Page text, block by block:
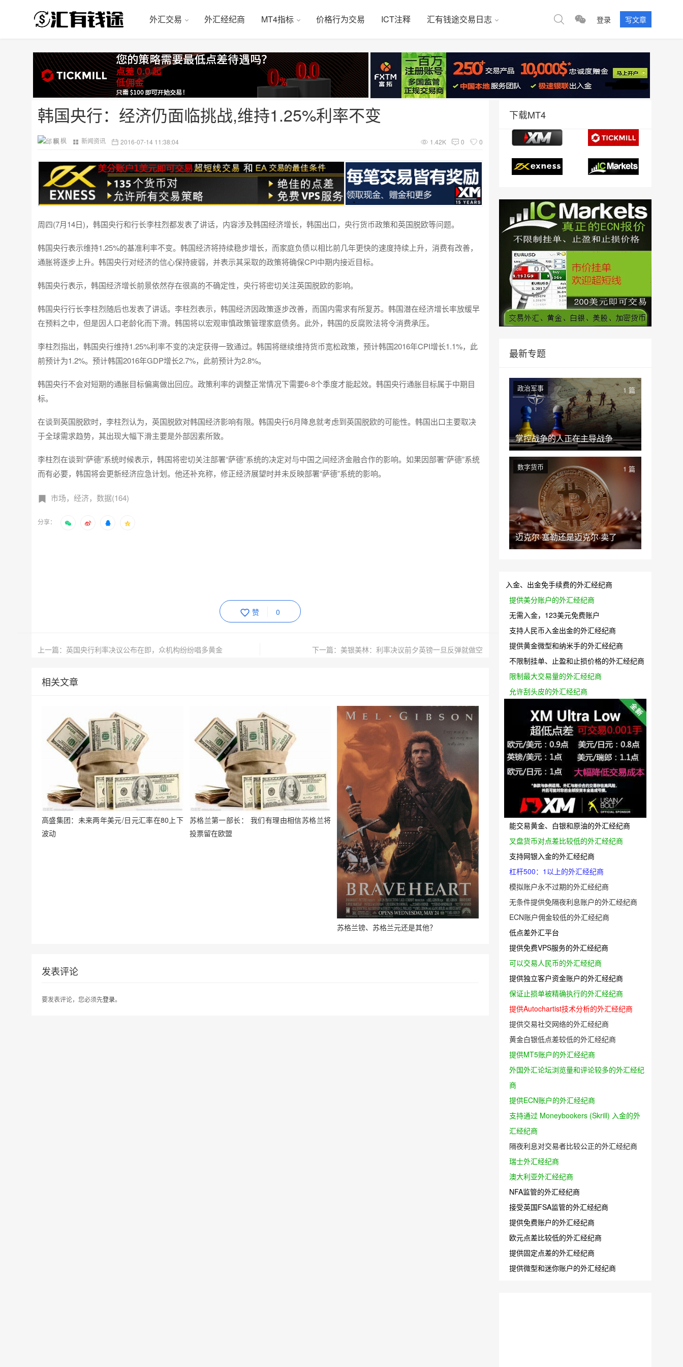
外汇交易 外汇经纪商 MT4指标 价格行为交易 ICT注释 汇有钱途交易日志 登录 写文章
韩国央行：经济仍面临挑战,维持1.25%利率不变
邱 枫 新闻资讯 2016-07-14 11:38:04 1.42K 0 0
周四(7月14日)，韩国央行和行长李柱烈都发表了讲话，内容涉及韩国经济增长，韩国出口，央行货币政策和英国脱欧等问题。
韩国央行表示维持1.25%的基准利率不变。韩国经济将持续稳步增长，而家庭负债以相比前几年更快的速度持续上升，消费有改善，
通胀将逐步上升。韩国央行对经济的信心保持疲弱，并表示其采取的政策将确保CPI中期内接近目标。
韩国央行表示，韩国经济增长前景依然存在很高的不确定性，央行将密切关注英国脱欧的影响。
韩国央行行长李柱烈随后也发表了讲话。李柱烈表示，韩国经济因政策逐步改善，而国内需求有所复苏。韩国潜在经济增长率放缓早
在预料之中，但是因人口老龄化而下滑。韩国将以宏观审慎政策管理家庭债务。此外，韩国的反腐败法将令消费承压。
李柱烈指出，韩国央行维持1.25%利率不变的决定获得一致通过。韩国将继续维持货币宽松政策，预计韩国2016年CPI增长1.1%，此
前预计为1.2%。预计韩国2016年GDP增长2.7%，此前预计为2.8%。
韩国央行不会对短期的通胀目标偏离做出回应。政策利率的调整正常情况下需要6-8个季度才能起效。韩国央行通胀目标属于中期目
标。
在谈到英国脱欧时，李柱烈认为，英国脱欧对韩国经济影响有限。韩国央行6月降息就考虑到英国脱欧的可能性。韩国出口主要取决
于全球需求趋势，其出现大幅下滑主要是外部因素所致。
李柱烈在谈到“萨德”系统时候表示，韩国将密切关注部署“萨德”系统的决定对与中国之间经济金融合作的影响。如果因部署“萨德”系统
而有必要，韩国将会更新经济应急计划。他还补充称，修正经济展望时并未反映部署“萨德”系统的影响。
市场，经济，数据(164)
分享：
赞 0
上一篇：英国央行利率决议公布在即，众机构纷纷唱多黄金 下一篇：美银美林：利率决议前夕英镑一旦反弹就做空
相关文章
高盛集团：未来两年美元/日元汇率在80上下
波动
苏格兰第一部长： 我们有理由相信苏格兰将
投票留在欧盟
苏格兰镑、苏格兰元还是其他？
发表评论
要发表评论，您必须先登录。
下载MT4
最新专题
掌控战争的人正在主导战争
政治军事 1 篇
迈克尔·塞勒还是迈克尔·卖了
数字货币 1 篇
入金、出金免手续费的外汇经纪商
提供美分账户的外汇经纪商
无需入金，123美元免费账户
支持人民币入金出金的外汇经纪商
提供黄金微型和纳米手的外汇经纪商
不限制挂单、止盈和止损价格的外汇经纪商
限制最大交易量的外汇经纪商
允许刮头皮的外汇经纪商
能交易黄金、白银和原油的外汇经纪商
叉盘货币对点差比较低的外汇经纪商
支持网银入金的外汇经纪商
杠杆500：1以上的外汇经纪商
模拟账户永不过期的外汇经纪商
无条件提供免隔夜利息账户的外汇经纪商
ECN账户佣金较低的外汇经纪商
低点差外汇平台
提供免费VPS服务的外汇经纪商
可以交易人民币的外汇经纪商
提供独立客户资金账户的外汇经纪商
保证止损单被精确执行的外汇经纪商
提供Autochartist技术分析的外汇经纪商
提供交易社交网络的外汇经纪商
黄金白银低点差较低的外汇经纪商
提供MT5账户的外汇经纪商
外国外汇论坛浏览量和评论较多的外汇经纪
商
提供ECN账户的外汇经纪商
支持通过 Moneybookers (Skrill) 入金的外
汇经纪商
隔夜利息对交易者比较公正的外汇经纪商
瑞士外汇经纪商
澳大利亚外汇经纪商
NFA监管的外汇经纪商
接受英国FSA监管的外汇经纪商
提供免费账户的外汇经纪商
欧元点差比较低的外汇经纪商
提供固定点差的外汇经纪商
提供微型和迷你账户的外汇经纪商